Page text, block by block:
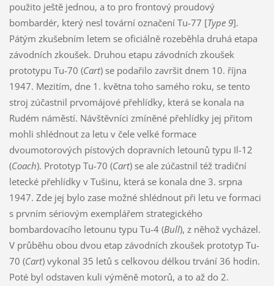
použito ještě jednou, a to pro frontový proudový
bombardér, který nesl tovární označení Tu-77 [Type 9].
Pátým zkušebním letem se oficiálně rozeběhla druhá etapa
závodních zkoušek. Druhou etapu závodních zkoušek
prototypu Tu-70 (Cart) se podařilo završit dnem 10. října
1947. Mezitím, dne 1. května toho samého roku, se tento
stroj zúčastnil prvomájové přehlídky, která se konala na
Rudém náměstí. Návštěvníci zmíněné přehlídky jej přitom
mohli shlédnout za letu v čele velké formace
dvoumotorových pístových dopravních letounů typu Il-12
(Coach). Prototyp Tu-70 (Cart) se ale zúčastnil též tradiční
letecké přehlídky v Tušinu, která se konala dne 3. srpna
1947. Zde jej bylo zase možné shlédnout při letu ve formaci
s prvním sériovým exemplářem strategického
bombardovacího letounu typu Tu-4 (Bull), z něhož vycházel.
V průběhu obou dvou etap závodních zkoušek prototyp Tu-
70 (Cart) vykonal 35 letů s celkovou délkou trvání 36 hodin.
Poté byl odstaven kuli výměně motorů, a to až do 2.